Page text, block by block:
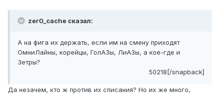
zer0_cache сказал:
А на фига их держать, если им на смену приходят
ОмниЛайны, корейцы, ГолАЗы, ЛиАЗы, а кое-где и
Зетры?
50218[/snapback]
Да незачем, кто ж против их списания? Но их же много,